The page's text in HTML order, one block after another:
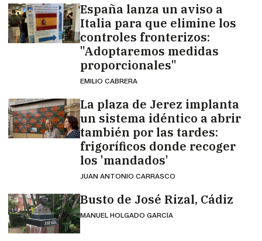
España lanza un aviso a
Italia para que elimine los
controles fronterizos:
"Adoptaremos medidas
proporcionales"
EMILIO CABRERA
La plaza de Jerez implanta
un sistema idéntico a abrir
también por las tardes:
frigoríficos donde recoger
los 'mandados'
JUAN ANTONIO CARRASCO
Busto de José Rizal, Cádiz
MANUEL HOLGADO GARCÍA